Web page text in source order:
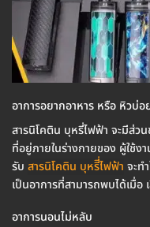
อาการอยากอาหาร หรือ หิวบ่อ
สารนิโคติน บุหรี่ไฟฟ้า จะมีส่ว
ที่อยู่ภายในร่างกายของ ผู้ใช้ง
รับ สารนิโคติน บุหรีี่ไฟฟ้า จะท
เป็นอาการที่สามารถพบได้เมื่
อาการนอนไม่หลับ